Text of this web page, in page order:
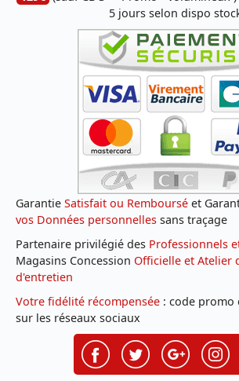
5 jours selon dispo
Garantie Satisfait ou Remboursé et
vos Données personnelles sans traçage
Partenaire privilégié des Professionnels
Magasins Concession Officielle et Atelier
d'entretien
Votre fidélité récompensée : code promo
sur les réseaux sociaux